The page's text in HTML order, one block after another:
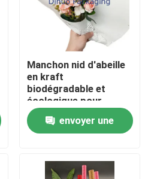
Manchon nid d'abeille
en kraft
biodégradable et
écologique pour
l'emballage cadeau de
fleurs envoyer une